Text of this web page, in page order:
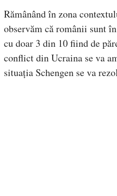
Rămânând în zona
observăm că românii sunt
cu doar 3 din 10 fiind de
conflict din Ucraina se va
situația Schengen se va